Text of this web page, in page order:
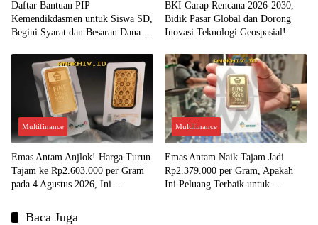
Daftar Bantuan PIP
Kemendikdasmen untuk Siswa SD,
Begini Syarat dan Besaran Dana
BKI Garap Rencana 2026-2030,
Bidik Pasar Global dan Dorong
Inovasi Teknologi Geospasial!
Multifinance
Emas Antam Anjlok! Harga Turun
Tajam ke Rp2.603.000 per Gram
pada 4 Agustus 2026, Ini
Multifinance
Emas Antam Naik Tajam Jadi
Rp2.379.000 per Gram, Apakah
Ini Peluang Terbaik untuk
Baca Juga